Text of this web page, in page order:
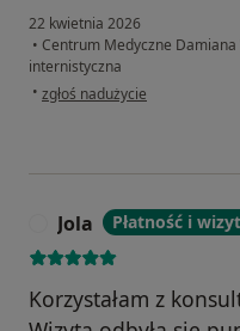
22 kwietnia 2026
• Centrum Medyczne Damiana
internistyczna
• w opinii użytkownika W
zgłoś nadużycie
Jola Płatność i
Korzystałam z